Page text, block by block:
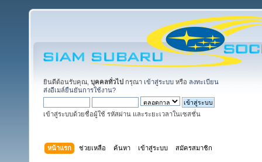
ยินดีต้อนรับคุณ, บุคคลทั่วไป กรุณา เข้าสู่ระบบ หรือ ลงทะเบียน
ส่งอีเมล์ยืนยันการใช้งาน?
เข้าสู่ระบบด้วยชื่อผู้ใช้ รหัสผ่าน และระยะเวลาในเซสชั่น
หน้าแรก ช่วยเหลือ ค้นหา เข้าสู่ระบบ สมัครสมาชิก